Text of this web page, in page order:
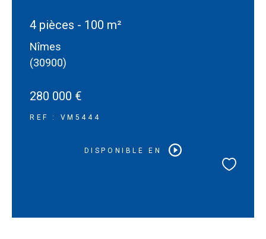
4 pièces - 100 m²
Nîmes
(30900)
280 000 €
REF : VM5444
DISPONIBLE EN